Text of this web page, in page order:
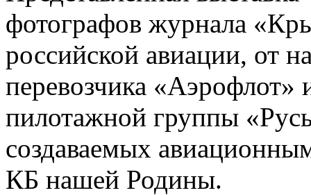
фотографов журнала
российской авиации, от
перевозчика «Аэрофлот»
пилотажной группы
создаваемых
КБ нашей Родины.